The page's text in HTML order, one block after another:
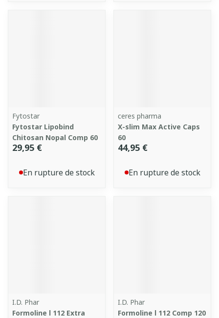
Fytostar
Fytostar Lipobind
Chitosan Nopal Comp 60
29,95 €
En rupture de stock
ceres pharma
X-slim Max Active Caps
60
44,95 €
En rupture de stock
I.D. Phar
Formoline l 112 Extra
I.D. Phar
Formoline l 112 Comp 120